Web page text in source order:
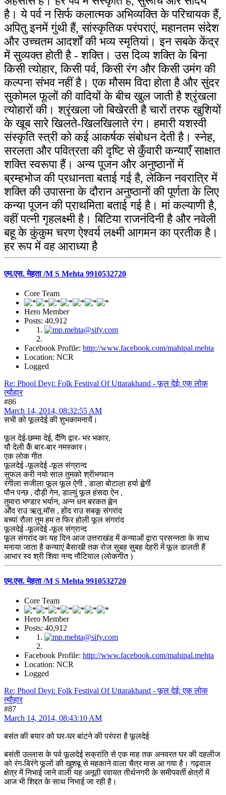
है। ये पर्व न सिर्फ कलात्मक अभिव्यक्ति के परिचायक हैं,
अपितु इनमें गुंथी हैं, सांस्कृतिक परंपराएं, महानतम संदेश
और उच्चतम आदर्शों की भव्य स्मृतियां। इन सबके केंद्र
में सुव्यक्त होती है - शक्ति। उस दिव्य शक्ति के बिना
किसी त्योहार, किसी पर्व, किसी रंग और किसी उमंग की
कल्पना संभव नहीं है। एक मौसम विदा होता है और सुंदर
सुकोमल फूलों की वादियों के बीच खुल जाती है श्रृंखला
त्योहारों की। श्रृंखला जो बिखेरती है चारों तरफ खुशियों
के खूब सारे खिलते-खिलखिलाते रंग। हमारी यशस्वी
संस्कृति स्त्री को कई आकर्षक संबोधन देती है। स्नेह,
सरलता और पवित्रता की दृष्टि से कुँवारी कन्याएँ साक्षात
शक्ति स्वरूपा हैं। अन्य पूजन और अनुष्ठानों में
ब्रम्हभोज की प्रधानता बताई गई है, लेकिन नवरात्रि में
शक्ति की उपासना के दौरान अनुष्ठानों की पूर्णता के लिए
कन्या पूजन की प्राथमिता बताई गई है। मां कल्याणी है,
वहीं पत्नी गृहलक्ष्मी है। बिटिया राजनंदिनी है और नवेली
बहू के कुंकुम चरण ऐश्वर्य लक्ष्मी आगमन का प्रतीक है।
हर रूप में वह आराध्या है
एम.एस. मेहता /M S Mehta 9910532720
Core Team
Hero Member
Posts: 40,912
Facebook Profile: http://www.facebook.com/mahipal.mehta
Location: NCR
Logged
Re: Phool Deyi: Folk Festival Of Uttarakhand - फूल देई: एक लोक
त्यौहार
#86
March 14, 2014, 08:32:55 AM
सभी को फूलदेई की शुभकामनायें।
फूल देई-छम्मा देई, दैंणि द्वार- भर भकार,
यौ देली कैं बार-बार नमस्कार।
एक लोक गीत
फूलदेई -फूलदेई -फूल संग्रान्द
सुफल करी नयो साल तुमको श्रीभगवान
रंगीला सजीला फूल फूल ऐगी , डाल़ा बोटाल़ा हर्या ह्व़ेगीं
पौन पन्छ , दौड़ी गेन, डाल्युं फूल हंसदा ऐन ,
तुमारा भण्डार भर्यान, अन्न धन बरकत ह्वेन
औंद राउ ऋतू मॉस , होंद राउ सबकू संगरांद
बच्यां रौला तुम हम त फिर होली फूल संगरांद
फूलदेई -फूलदेई -फूल संग्रान्द
फूल संगरांद का यह दिन आज उत्तराखंड में कन्याओं द्वारा प्रसन्नता के साथ
मनाया जाता है कन्याएं बैसाखी तक रोज सुबह सुबह देहरी में फूल डालती हैं
आभार स्व श्री शिवा नन्द नौटियाल (लोकगीत )
एम.एस. मेहता /M S Mehta 9910532720
Core Team
Hero Member
Posts: 40,912
Facebook Profile: http://www.facebook.com/mahipal.mehta
Location: NCR
Logged
Re: Phool Deyi: Folk Festival Of Uttarakhand - फूल देई: एक लोक
त्यौहार
#87
March 14, 2014, 08:43:10 AM
बसंत की बयार को घर-घर बांटने की परंपरा है फूलदेई
बसंती उल्लास के पर्व फूलदेई सक्रांति से एक माह तक अनवरत घर की दहलीज
को रंग-बिरंगे फूलों की खुशबू से महकाने वाला चैत्र मास आ गया है। गढ़वाल
क्षेत्र में निभाई जाने वाली यह अनूठी रवायत तीर्थनगरी के समीपवर्ती क्षेत्रों में
आज भी शिद्दत के साथ निभाई जा रही है।